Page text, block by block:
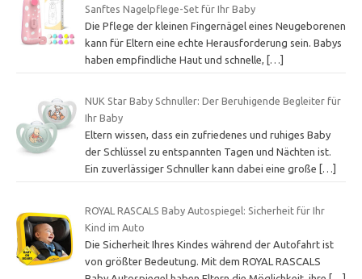
Sanftes Nagelpflege-Set für Ihr Baby
Die Pflege der kleinen Fingernägel eines Neugeborenen
kann für Eltern eine echte Herausforderung sein. Babys
haben empfindliche Haut und schnelle,
[…]
NUK Star Baby Schnuller: Der Beruhigende Begleiter für
Ihr Baby
Eltern wissen, dass ein zufriedenes und ruhiges Baby
der Schlüssel zu entspannten Tagen und Nächten ist.
Ein zuverlässiger Schnuller kann dabei eine große
[…]
ROYAL RASCALS Baby Autospiegel: Sicherheit für Ihr
Kind im Auto
Die Sicherheit Ihres Kindes während der Autofahrt ist
von größter Bedeutung. Mit dem ROYAL RASCALS